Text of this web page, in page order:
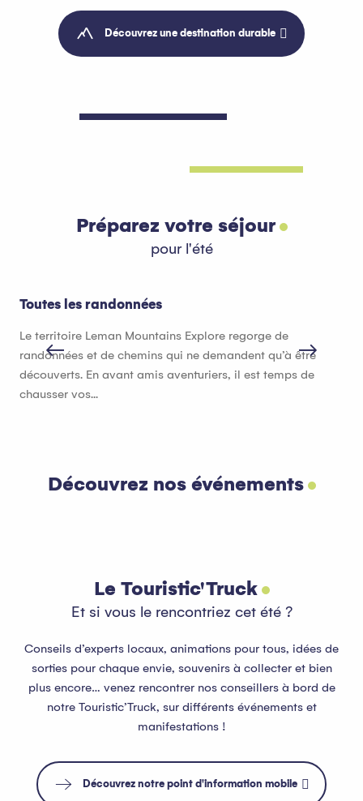
Découvrez une destination durable
Préparez votre séjour
pour l'été
Toutes les randonnées
Le territoire Leman Mountains Explore regorge de
randonnées et de chemins qui ne demandent qu’à être
découverts. En avant amis aventuriers, il est temps de
chausser vos...
Découvrez nos événements
Tout l’agenda
Le Touristic'Truck
Et si vous le rencontriez cet été ?
Conseils d’experts locaux, animations pour tous, idées de
sorties pour chaque envie, souvenirs à collecter et bien
plus encore… venez rencontrer nos conseillers à bord de
notre Touristic’Truck, sur différents événements et
manifestations !
Découvrez notre point d'information mobile